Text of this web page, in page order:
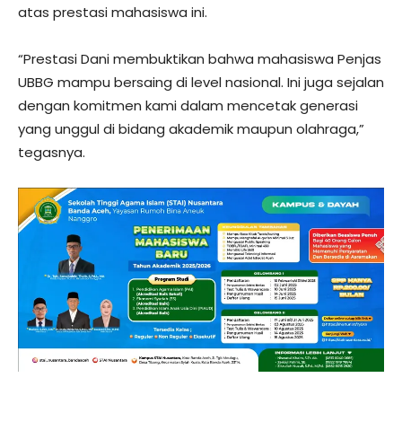
atas prestasi mahasiswa ini.
“Prestasi Dani membuktikan bahwa mahasiswa Penjas
UBBG mampu bersaing di level nasional. Ini juga sejalan
dengan komitmen kami dalam mencetak generasi
yang unggul di bidang akademik maupun olahraga,”
tegasnya.